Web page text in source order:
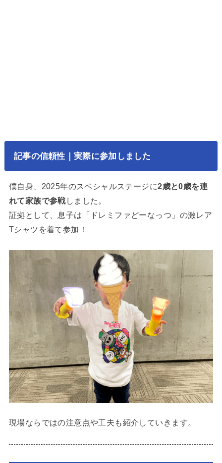
記事の信頼性｜実際に参加しました
僕自身、2025年のスペシャルステージに2歳と0歳を連
れて家族で参戦しました。
証拠として、息子は「ドレミファどーなっつ」の激レア
Tシャツを着て参加！
現場ならではの注意点や工夫も紹介していきます。